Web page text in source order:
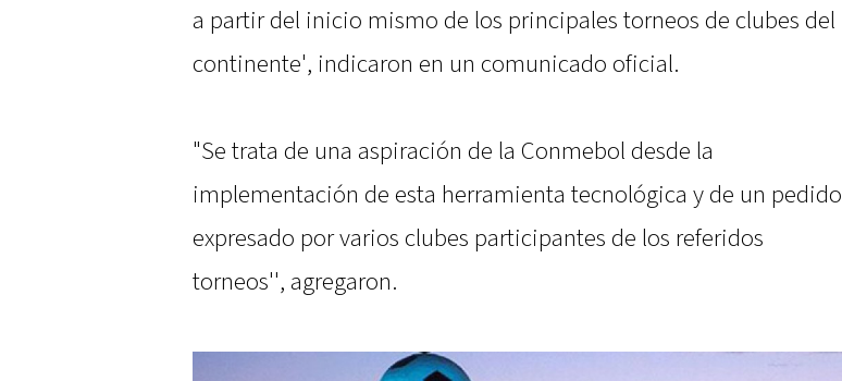
a partir del inicio mismo de los principales torneos de clubes del
continente', indicaron en un comunicado oficial.
"Se trata de una aspiración de la Conmebol desde la
implementación de esta herramienta tecnológica y de un pedido
expresado por varios clubes participantes de los referidos
torneos'', agregaron.